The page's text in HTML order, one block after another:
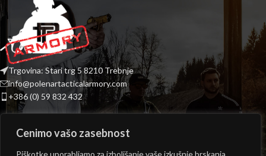
Cenimo vašo zasebnost
Piškotke uporabljamo za izboljšanje vaše izkušnje brskanja,
Trgovina: Stari trg 5 8210 Trebnje
info@polenartacticalarmory.com
+386 (0) 59 832 432